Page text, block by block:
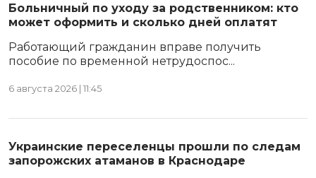
Больничный по уходу за родственником: кто
может оформить и сколько дней оплатят
Работающий гражданин вправе получить
пособие по временной нетрудоспос...
6 августа 2026 | 11:45
Украинские переселенцы прошли по следам
запорожских атаманов в Краснодаре